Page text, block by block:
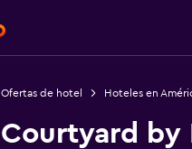
Ofertas de hotel Hoteles en
Courtyard by